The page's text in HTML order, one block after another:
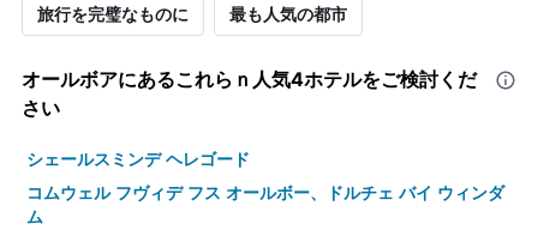
旅行を完璧なものに 最も人気の都市
オールボア​にあるこれらｎ人気4ホテルをご検討くだ
さい
シェールスミンデ ヘレゴード
コムウェル フヴィデ フス オールボー、ドルチェ バイ ウィンダ
ム